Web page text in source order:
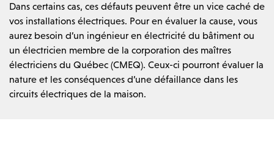
Dans certains cas, ces défauts peuvent être un vice caché de
vos installations électriques. Pour en évaluer la cause, vous
aurez besoin d’un ingénieur en électricité du bâtiment ou
un électricien membre de la corporation des maîtres
électriciens du Québec (CMEQ). Ceux-ci pourront évaluer la
nature et les conséquences d’une défaillance dans les
circuits électriques de la maison.